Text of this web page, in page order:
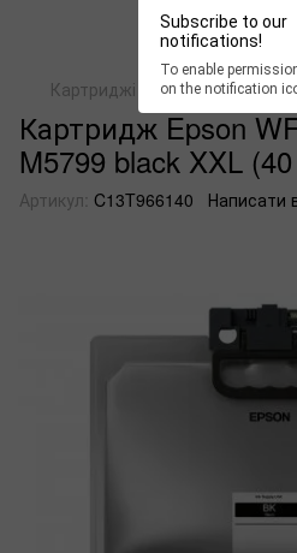
Subscribe to our
notifications!
To enable
on the notification
Картриджі для струменевих
Картридж Epson
M5799 black XXL
Артикул: C13T966140 Написати